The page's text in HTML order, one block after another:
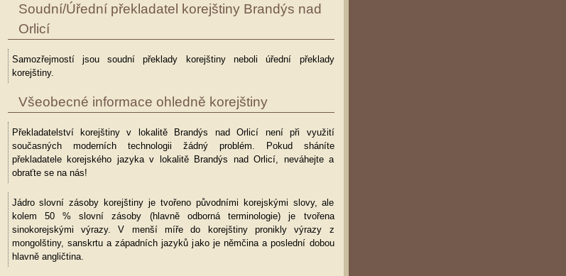
Soudní/Úřední překladatel korejštiny Brandýs nad
Orlicí
Samozřejmostí jsou soudní překlady korejštiny neboli úřední překlady
korejštiny.
Všeobecné informace ohledně korejštiny
Překladatelství korejštiny v lokalitě Brandýs nad Orlicí není při využití
současných moderních technologii žádný problém. Pokud sháníte
překladatele korejského jazyka v lokalitě Brandýs nad Orlicí, neváhejte a
obraťte se na nás!
Jádro slovní zásoby korejštiny je tvořeno původními korejskými slovy, ale
kolem 50 % slovní zásoby (hlavně odborná terminologie) je tvořena
sinokorejskými výrazy. V menší míře do korejštiny pronikly výrazy z
mongolštiny, sanskrtu a západních jazyků jako je němčina a poslední dobou
hlavně angličtina.